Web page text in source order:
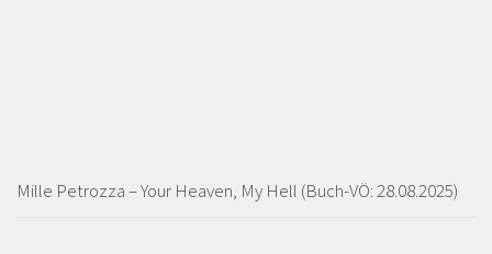
Mille Petrozza – Your Heaven, My Hell (Buch-VÖ: 28.08.2025)